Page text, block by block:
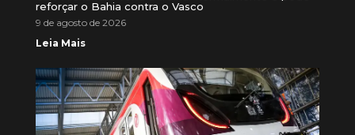
reforçar o Bahia contra o Vasco
9 de agosto de 2026
Leia Mais